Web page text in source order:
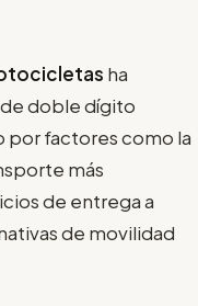
ha
doble dígito
por factores como la
más
de entrega a
de movilidad